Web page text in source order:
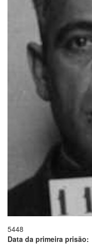
5448
Data da primeira prisão